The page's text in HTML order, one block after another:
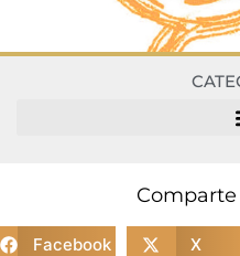
Facebook X